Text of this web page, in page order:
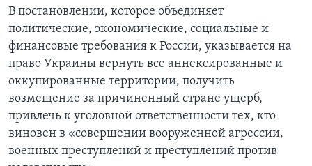
В постановлении, которое объединяет
политические, экономические, социальные и
финансовые требования к России, указывается на
право Украины вернуть все аннексированные и
оккупированные территории, получить
возмещение за причиненный стране ущерб,
привлечь к уголовной ответственности тех, кто
виновен в «совершении вооруженной агрессии,
военных преступлений и преступлений против